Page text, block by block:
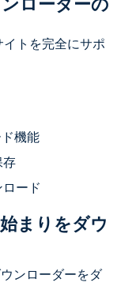
トを完全にサポ
機能
存
ード
まりをダウ
ンローダーをダ